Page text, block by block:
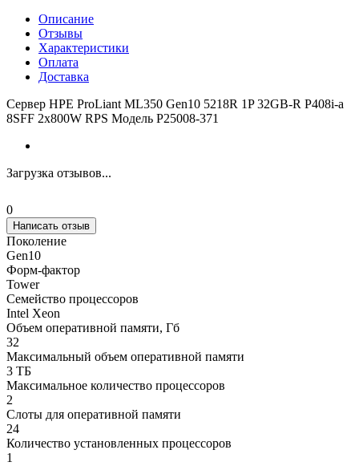
Описание
Отзывы
Характеристики
Оплата
Доставка
Сервер HPE ProLiant ML350 Gen10 5218R 1P 32GB-R P408i-a
8SFF 2x800W RPS Модель P25008-371
Загрузка отзывов...
0
Написать отзыв
Поколение
Gen10
Форм-фактор
Tower
Семейство процессоров
Intel Xeon
Объем оперативной памяти, Гб
32
Максимальный объем оперативной памяти
3 ТБ
Максимальное количество процессоров
2
Слоты для оперативной памяти
24
Количество установленных процессоров
1